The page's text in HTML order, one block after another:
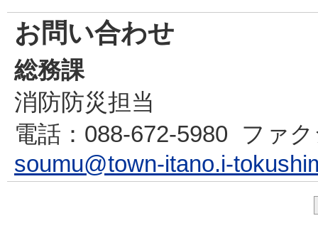
お問い合わせ
総務課
消防防災担当
電話 ：088-672-5980
ファ
soumu@town-itano.i-